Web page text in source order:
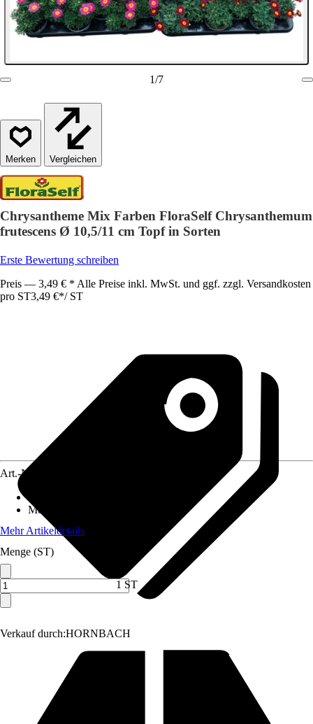
1/7
Vergleichen
Chrysantheme Mix Farben FloraSelf Chrysanthemum
frutescens Ø 10,5/11 cm Topf in Sorten
Erste Bewertung schreiben
Preis — 3,49 € * Alle Preise inkl. MwSt. und ggf. zzgl. Versandkosten
pro ST3,49 €*/ ST
Verkauf durch:HORNBACH
Art.-Nr.
Mehrjährig
Mehr Artikeldetails
Menge (ST)
1 ST